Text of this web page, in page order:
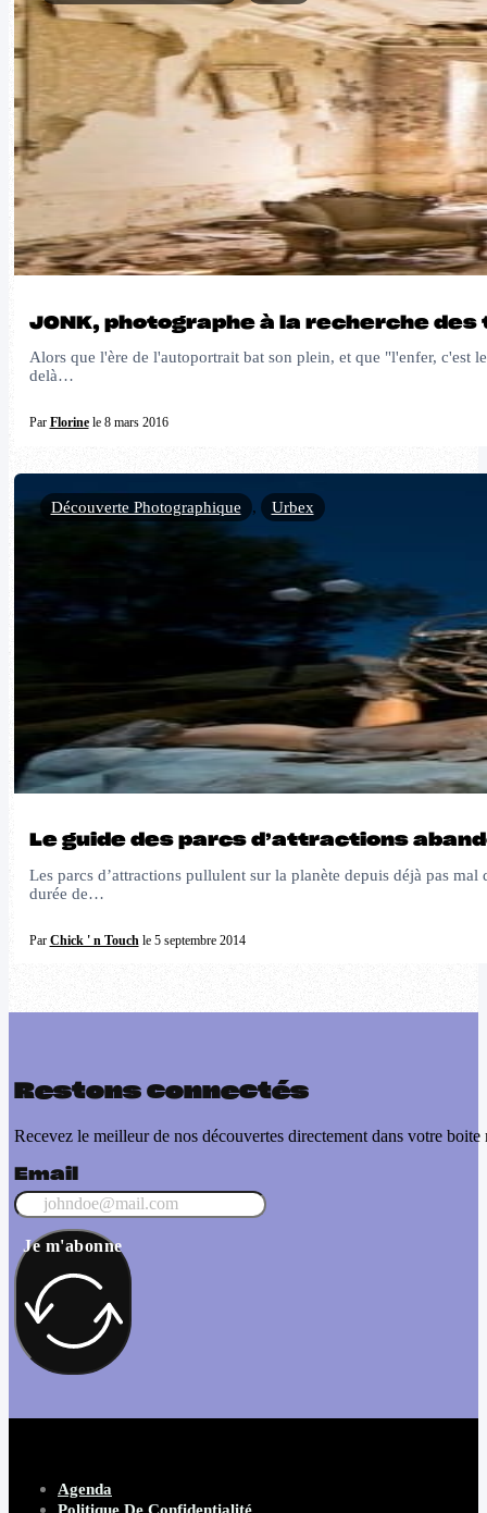
JONK, photographe à la recherche
Alors que l'ère de l'autoportrait bat son plein, et que "l'enfer, c'est
delà…
Par Florinele 8 mars 2016
Le guide des parcs d’attractions
Les parcs d’attractions pullulent sur la planète depuis déjà pas
durée de…
Par Chick ' n Touchle 5 septembre 2014
Découverte Photographique , Urbex
Restons connectés
Recevez le meilleur de nos découvertes directement dans votre boite
Email
Je m'abonne
Agenda